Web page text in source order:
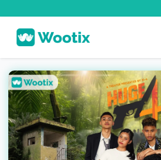
Description
Ticket